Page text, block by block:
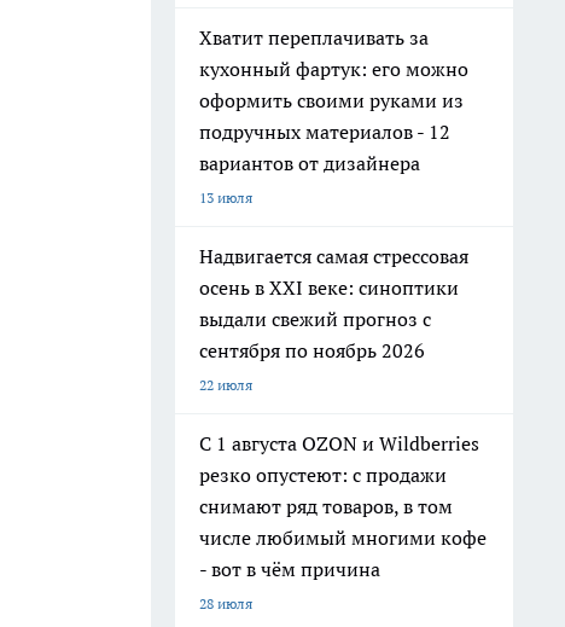
Хватит переплачивать за
кухонный фартук: его можно
оформить своими руками из
подручных материалов - 12
вариантов от дизайнера
13 июля
Надвигается самая стрессовая
осень в XXI веке: синоптики
выдали свежий прогноз с
сентября по ноябрь 2026
22 июля
С 1 августа OZON и Wildberries
резко опустеют: с продажи
снимают ряд товаров, в том
числе любимый многими кофе
- вот в чём причина
28 июля